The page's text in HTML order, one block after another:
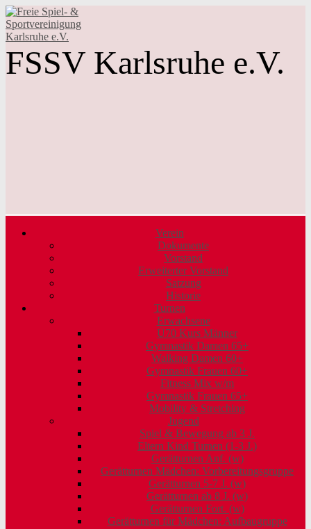
FSSV Karlsruhe e.V.
Verein
Dokumente
Vorstand
Erweiterter Vorstand
Satzung
Historie
Turnen
Erwachsene
Ü70 Kurs Männer
Gymnastik Damen 65+
Walking Damen 60+
Gymnastik Frauen 60+
Fitness Mix w/m
Gymnastik Frauen 65+
Mobility & Stretching
Jugend
Spiel & Bewegung ab 3 J.
Eltern Kind Turnen (1-3 J.)
Gerätturnen Anf. (w)
Gerätturnen Mädchen: Vorbereitungsgruppe
Gerätturnen 5-7 J. (w)
Gerätturnen ab 8 J. (w)
Gerätturnen Fort. (w)
Gerätturnen für Mädchen: Aufbaugruppe